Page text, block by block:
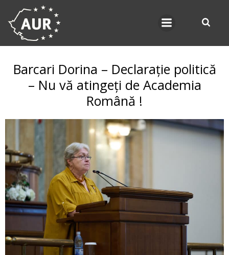
Barcari Dorina – Declarație politică
– Nu vă atingeți de Academia
Română !